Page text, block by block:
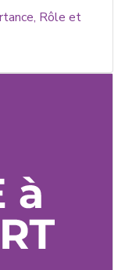
Rôle et